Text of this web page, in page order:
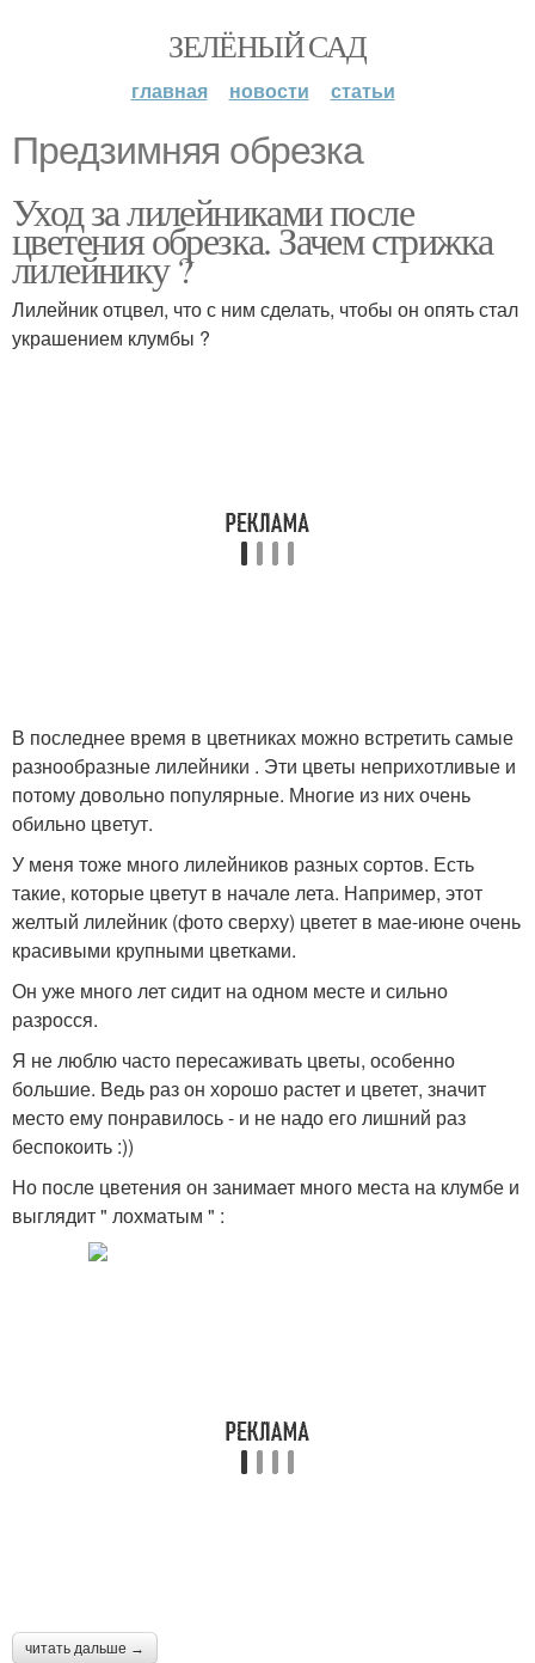
ЗЕЛЁНЫЙ САД
главная новости статьи
Предзимняя обрезка
Уход за лилейниками после
цветения обрезка. Зачем стрижка
лилейнику ?
Лилейник отцвел, что с ним сделать, чтобы он опять стал
украшением клумбы ?
В последнее время в цветниках можно встретить самые
разнообразные лилейники . Эти цветы неприхотливые и
потому довольно популярные. Многие из них очень
обильно цветут.
У меня тоже много лилейников разных сортов. Есть
такие, которые цветут в начале лета. Например, этот
желтый лилейник (фото сверху) цветет в мае-июне очень
красивыми крупными цветками.
Он уже много лет сидит на одном месте и сильно
разросся.
Я не люблю часто пересаживать цветы, особенно
большие. Ведь раз он хорошо растет и цветет, значит
место ему понравилось - и не надо его лишний раз
беспокоить :))
Но после цветения он занимает много места на клумбе и
выглядит " лохматым " :
читать дальше →